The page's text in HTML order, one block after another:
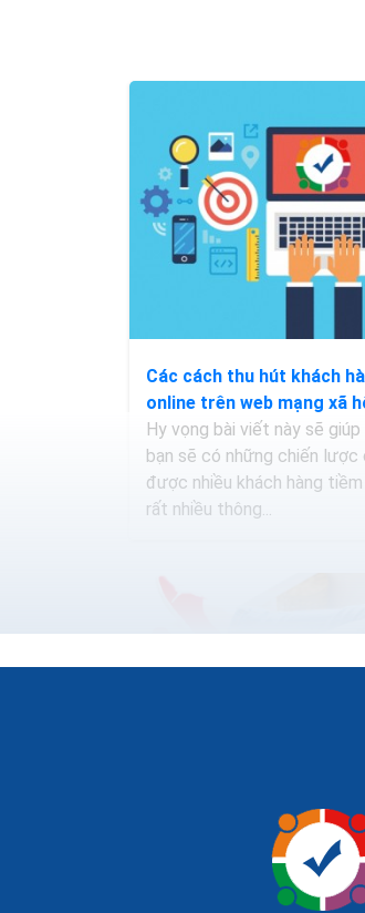
Các cách thu hút khách
online trên web mạng xã
Hy vọng bài viết này sẽ
bạn sẽ có những chiến
được nhiều khách hàng tiềm
rất nhiều thông...
Tìm kiếm khách hàng
Blog Cách tìm kiếm khách